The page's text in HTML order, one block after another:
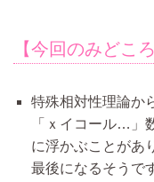
【今回のみどこ
特殊相対性理論か
「ｘイコール…」
に浮かぶことがあ
最後になるそうで